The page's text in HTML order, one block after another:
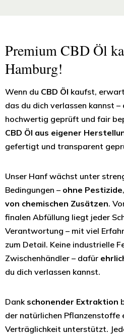
Premium CBD Öl
Hamburg!
Wenn du CBD Öl kaufst,
das du dich verlassen kannst
hochwertig geprüft und fair
CBD Öl aus eigener
gefertigt und transparent
Unser Hanf wächst unter
Bedingungen – ohne Pestizide,
von chemischen Zusätzen.
finalen Abfüllung liegt jeder
Verantwortung – mit viel
zum Detail. Keine industrielle
Zwischenhändler – dafür
du dich verlassen kannst.
Dank schonender Extraktion
der natürlichen Pflanzenstoffe
Verträglichkeit unterstützt.